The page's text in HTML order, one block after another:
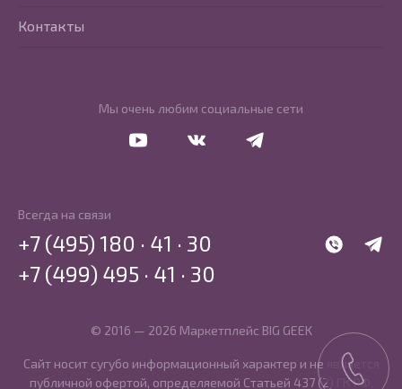
Мы очень любим социальные сети
Контакты
Всегда на связи
WhatsApp
+7 (495) 180 · 41 · 30
+7 (499) 495 · 41 · 30
© 2016 — 2026 Маркетплейс BIG GEEK
Сайт носит сугубо информационный характер и не является
публичной офертой, определяемой Статьей 437 (2) ГК РФ.